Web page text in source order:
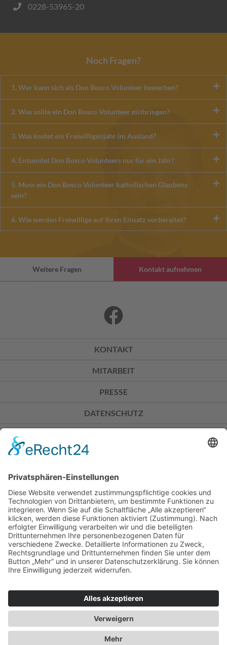
0228-53965-20
Noch Fragen?
1. Wer kann sich als Don Bosco Volunteer bewerben?
2. Was sollte ein Don Bosco Volunteer mitbringen?
3. Was kostet ein Freiwilligenjahr im Ausland?
4. Entsendet Don Bosco Volunteers nur für ein Jahr?
5. Muss ein Don Bosco Volunteer katholischen Glaubens
sein?
6. Wie werden Freiwillige auf ihren Einsatz vorbereitet?
Weitere Fragen Kontakt aufnehmen
KONTAKT
MITARBEIT
PRESSE
DATENSCHUTZ
Don Bosco Mission Bonn
Sträßchensweg 3
53113 Bonn
Spendenkonto
IBAN DE78 3705 0198 1994 1994 10